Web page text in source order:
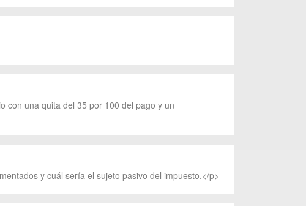
con una quita del 35 por 100 del pago y un
y cuál sería el sujeto pasivo del impuesto.</p>